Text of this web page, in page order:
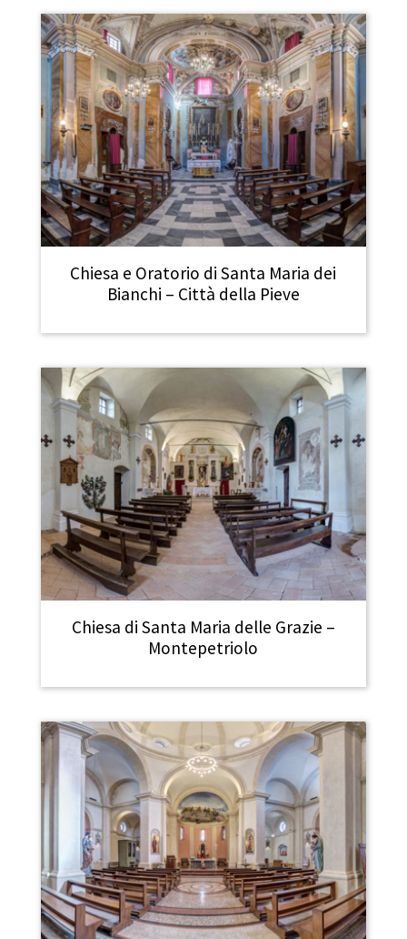
Chiesa e Oratorio di Santa Maria dei
Bianchi – Città della Pieve
Chiesa di Santa Maria delle Grazie –
Montepetriolo